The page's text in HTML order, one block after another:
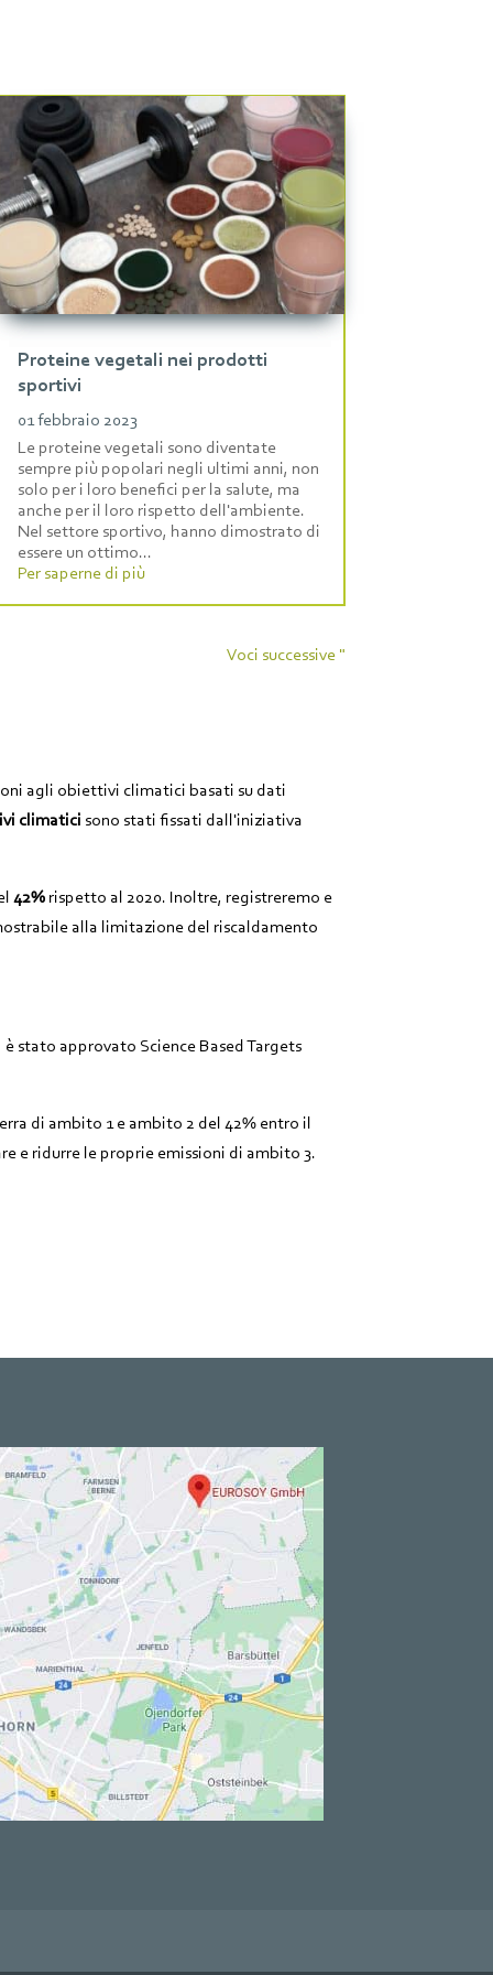
Proteine vegetali nei prodotti
sportivi
01 febbraio 2023
Le proteine vegetali sono diventate
sempre più popolari negli ultimi anni, non
solo per i loro benefici per la salute, ma
anche per il loro rispetto dell'ambiente.
Nel settore sportivo, hanno dimostrato di
essere un ottimo...
Per saperne di più
Voci successive "
agli obiettivi climatici basati su dati
climatici sono stati fissati dall'iniziativa
42% rispetto al 2020. Inoltre, registreremo e
alla limitazione del riscaldamento
stato approvato Science Based Targets
di ambito 1 e ambito 2 del 42% entro il
e ridurre le proprie emissioni di ambito 3.